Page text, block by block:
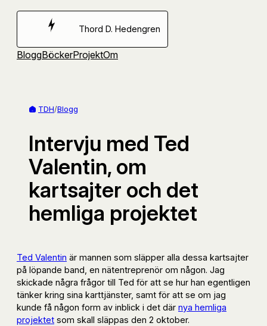
Hoppa
Thord D. Hedengren
BloggBöckerProjektOm
TDH/Blogg
Intervju med Ted
Valentin, om
kartsajter och det
hemliga projektet
Ted Valentin är mannen som släpper alla dessa kartsajter
på löpande band, en nätentreprenör om någon. Jag
skickade några frågor till Ted för att se hur han egentligen
tänker kring sina karttjänster, samt för att se om jag
kunde få någon form av inblick i det där nya hemliga
projektet som skall släppas den 2 oktober.